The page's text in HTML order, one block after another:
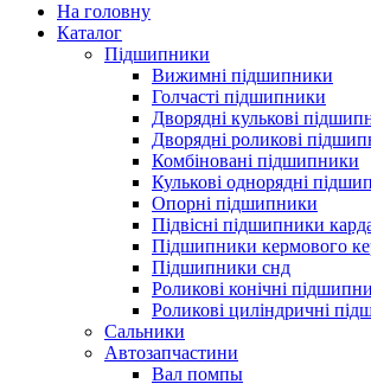
На головну
Каталог
Підшипники
Вижимні підшипники
Голчасті підшипники
Дворядні кулькові
Дворядні роликові
Комбіновані підшипники
Кулькові однорядні
Опорні підшипники
Підвісні підшипники
Підшипники кермового
Підшипники снд
Роликові конічні
Роликові циліндричні
Сальники
Автозапчастини
Вал помпы